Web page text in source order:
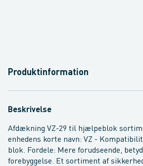
Produktinformation
Beskrivelse
Afdækning VZ-29 til hjælpeblok
enhedens korte navn: VZ -
blok. Fordele: Mere forudseende,
forebyggelse. Et sortiment af